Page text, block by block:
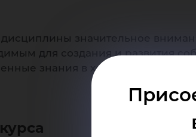
значительное
для создания и развития
знания в ходе деловых игр,